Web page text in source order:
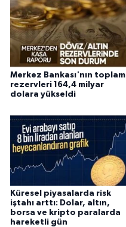
Merkez Bankası'nın toplam
rezervleri 164,4 milyar
dolara yükseldi
Küresel piyasalarda risk
iştahı arttı: Dolar, altın,
borsa ve kripto paralarda
hareketli gün